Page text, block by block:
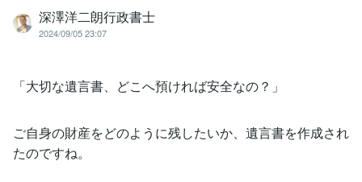
深澤洋二朗行政書士
2024/09/05 23:07
「大切な遺言書、どこへ預ければ安全なの？」
ご自身の財産をどのように残したいか、遺言書を作成され
たのですね。